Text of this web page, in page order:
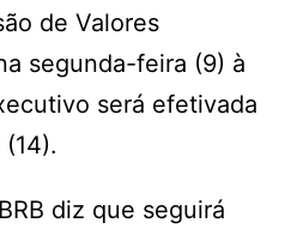
de Valores
segunda-feira (9) à
será efetivada
diz que seguirá